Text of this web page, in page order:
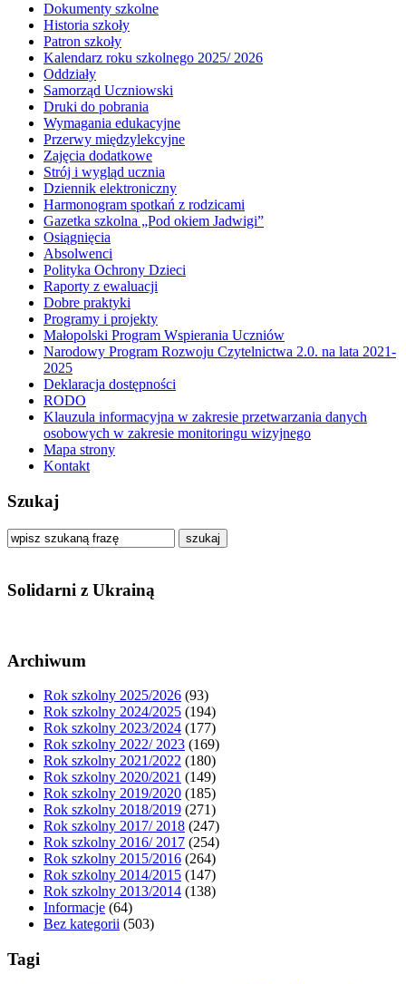
Dokumenty szkolne
Historia szkoły
Patron szkoły
Kalendarz roku szkolnego 2025/ 2026
Oddziały
Samorząd Uczniowski
Druki do pobrania
Wymagania edukacyjne
Przerwy międzylekcyjne
Zajęcia dodatkowe
Strój i wygląd ucznia
Dziennik elektroniczny
Harmonogram spotkań z rodzicami
Gazetka szkolna „Pod okiem Jadwigi”
Osiągnięcia
Absolwenci
Polityka Ochrony Dzieci
Raporty z ewaluacji
Dobre praktyki
Programy i projekty
Małopolski Program Wspierania Uczniów
Narodowy Program Rozwoju Czytelnictwa 2.0. na lata 2021-
2025
Deklaracja dostępności
RODO
Klauzula informacyjna w zakresie przetwarzania danych
osobowych w zakresie monitoringu wizyjnego
Mapa strony
Kontakt
Szukaj
szukaj
Solidarni z Ukrainą
Archiwum
Rok szkolny 2025/2026 (93)
Rok szkolny 2024/2025 (194)
Rok szkolny 2023/2024 (177)
Rok szkolny 2022/ 2023 (169)
Rok szkolny 2021/2022 (180)
Rok szkolny 2020/2021 (149)
Rok szkolny 2019/2020 (185)
Rok szkolny 2018/2019 (271)
Rok szkolny 2017/ 2018 (247)
Rok szkolny 2016/ 2017 (254)
Rok szkolny 2015/2016 (264)
Rok szkolny 2014/2015 (147)
Rok szkolny 2013/2014 (138)
Informacje (64)
Bez kategorii (503)
Tagi